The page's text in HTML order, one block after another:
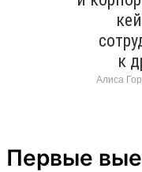
к
Алиса
Первые